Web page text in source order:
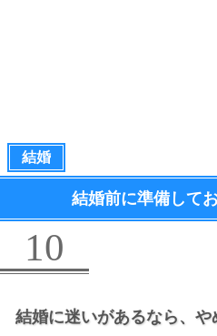
結婚
結婚前に準備して
10
結婚に迷いがあるなら、 や